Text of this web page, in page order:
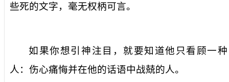
些死的文字，毫无权柄可言。
如果你想引神注目，就要知道他只看顾一种
人：伤心痛悔并在他的话语中战兢的人。